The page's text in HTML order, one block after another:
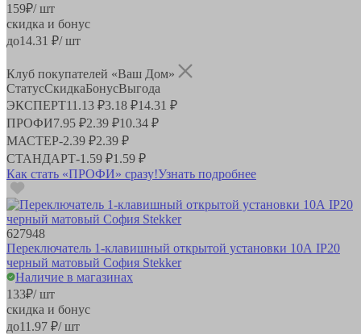
159₽/ шт
скидка и бонус
до14.31 ₽/ шт
Клуб покупателей «Ваш Дом»
СтатусСкидкаБонусВыгода
ЭКСПЕРТ11.13 ₽3.18 ₽14.31 ₽
ПРОФИ7.95 ₽2.39 ₽10.34 ₽
МАСТЕР-2.39 ₽2.39 ₽
СТАНДАРТ-1.59 ₽1.59 ₽
Как стать «ПРОФИ» сразу!Узнать подробнее
627948
Переключатель 1-клавишный открытой установки 10А IP20
черный матовый София Stekker
Наличие в магазинах
133₽/ шт
скидка и бонус
до11.97 ₽/ шт